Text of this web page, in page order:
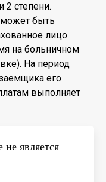
2 степени.
быть
лицо
на больничном
На период
его
выполняет
не является